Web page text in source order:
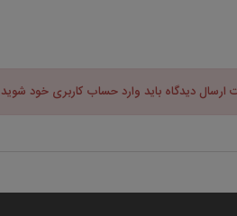
دیدگاه باید وارد حساب کاربری خود شوید